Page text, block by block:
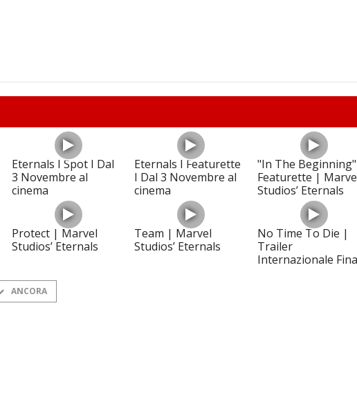
Eternals I Spot I Dal
3 Novembre al
cinema
Eternals I Featurette
I Dal 3 Novembre al
cinema
"In The Beginning"
Featurette |
Studios’ Eternals
Protect | Marvel
Studios’ Eternals
Team | Marvel
Studios’ Eternals
No Time To Die |
Trailer
Internazionale
ANCORA